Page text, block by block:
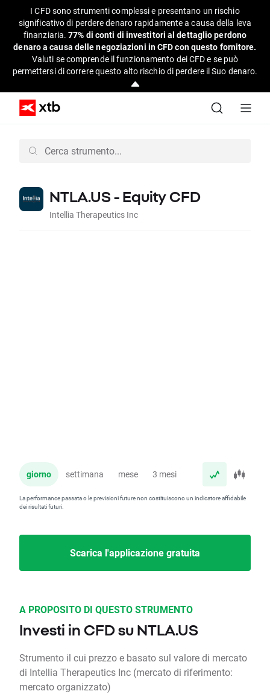
I CFD sono strumenti complessi e presentano un rischio
significativo di perdere denaro rapidamente a causa della leva
finanziaria.77% di conti di investitori al dettaglio perdono
denaro a causa delle negoziazioni in CFD con questo fornitore.
Valuti se comprende il funzionamento dei CFD e se può
permettersi di correre questo alto rischio di perdere il Suo denaro.
NTLA.US - Equity CFD
Intellia Therapeutics Inc
giorno settimana mese 3 mesi anno
La performance passata o le previsioni future non costituiscono un indicatore affidabile
dei risultati futuri.
Scarica l'applicazione gratuita
A PROPOSITO DI QUESTO STRUMENTO
Investi in CFD su NTLA.US
Strumento il cui prezzo e basato sul valore di mercato
di Intellia Therapeutics Inc (mercato di riferimento:
mercato organizzato)